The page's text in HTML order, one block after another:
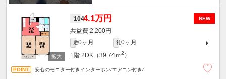
NEW
1044.1万円
2,200円
敷0ヶ月 礼0ヶ月
1階 2DK（39.74ｍ2 ）
安心のモニター付きインターホン/エアコン付き/